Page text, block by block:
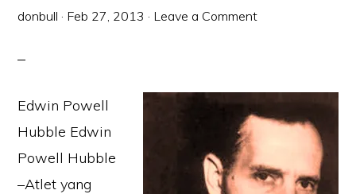
donbull · Feb 27, 2013 · Leave a Comment
Edwin Powell
Hubble Edwin
Powell Hubble
–Atlet yang